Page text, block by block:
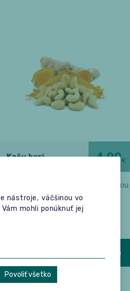
Kešu kari 4,90€
Lahodné kešu orechy s orientálnou
a vôňou kari. 200g
Do košíka
nástroje, väčšinou vo
mohli ponúknuť jej
Povoliť všetko